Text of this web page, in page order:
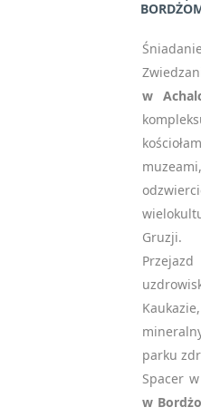
społecznościowym,
Partnerzy mogą połączyć
korzystania z ich usług.
https://
Zezwól
się na
akceptuję
w
muzeami,
Gruzji.
Przejazd
parku
Spacer w
w